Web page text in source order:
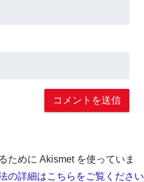
ために Akismet を使っていま
の詳細はこちらをご覧ください